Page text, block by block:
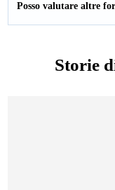
Posso valutare altre
Storie